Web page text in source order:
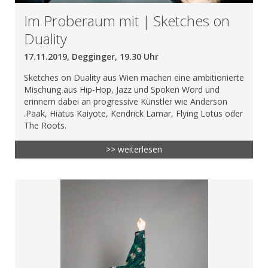
Im Proberaum mit | Sketches on
Duality
17.11.2019, Degginger, 19.30 Uhr
Sketches on Duality aus Wien machen eine ambitionierte
Mischung aus Hip-Hop, Jazz und Spoken Word und
erinnern dabei an progressive Künstler wie Anderson
.Paak, Hiatus Kaiyote, Kendrick Lamar, Flying Lotus oder
The Roots.
>> weiterlesen